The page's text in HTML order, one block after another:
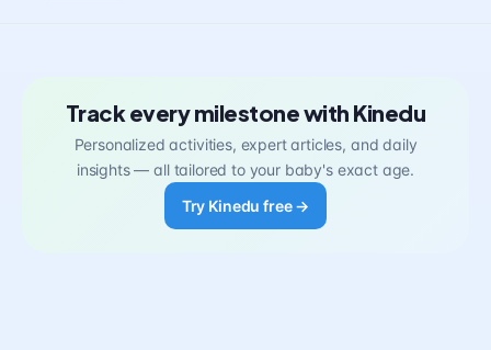
Track every milestone with Kinedu
Personalized activities, expert articles, and daily
insights — all tailored to your baby's exact age.
Try Kinedu free →